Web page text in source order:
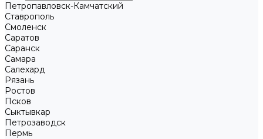
Петропавловск-Камчатский
Ставрополь
Смоленск
Саратов
Саранск
Самара
Салехард
Рязань
Ростов
Псков
Сыктывкар
Петрозаводск
Пермь